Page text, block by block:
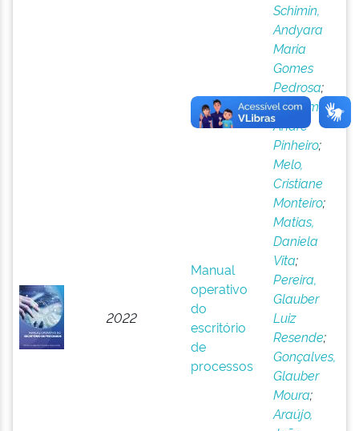
2022
Manual
operativo
do
escritório
de
processos
Schimin,
Andyara
Maria
Gomes
Pedrosa;
Francimat,
André
Pinheiro;
Melo,
Cristiane
Monteiro;
Matias,
Daniela
Vita;
Pereira,
Glauber
Luiz
Resende;
Gonçalves,
Glauber
Moura;
Araújo,